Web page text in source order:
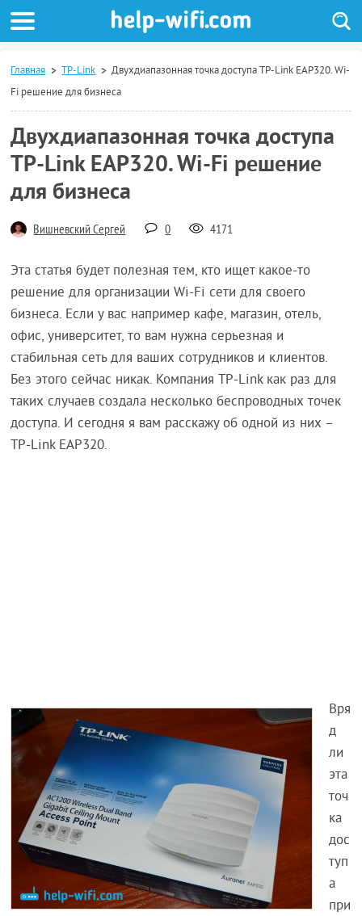
Главная TP-Link
Двухдиапазонная точка доступа TP-Link EAP320. Wi-
Fi решение для бизнеса
Двухдиапазонная точка доступа
TP-Link EAP320. Wi-Fi решение
для бизнеса
Вишневский Сергей 0 4171
Эта статья будет полезная тем, кто ищет какое-то
решение для организации Wi-Fi сети для своего
бизнеса. Если у вас например кафе, магазин, отель,
офис, университет, то вам нужна серьезная и
стабильная сеть для ваших сотрудников и клиентов.
Без этого сейчас никак. Компания TP-Link как раз для
таких случаев создала несколько беспроводных точек
доступа. И сегодня я вам расскажу об одной из них –
TP-Link EAP320.
Вря
д
ли
эта
точ
ка
дос
туп
а
при